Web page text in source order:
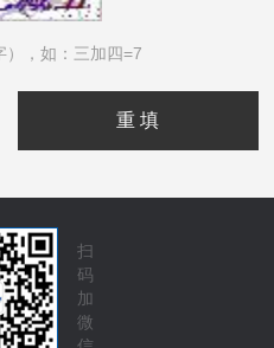
），如：三加四=7
扫
码
加
微